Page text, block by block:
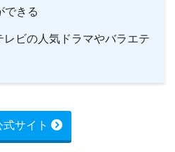
できる
レビの人気ドラマやバラエテ
式サイト